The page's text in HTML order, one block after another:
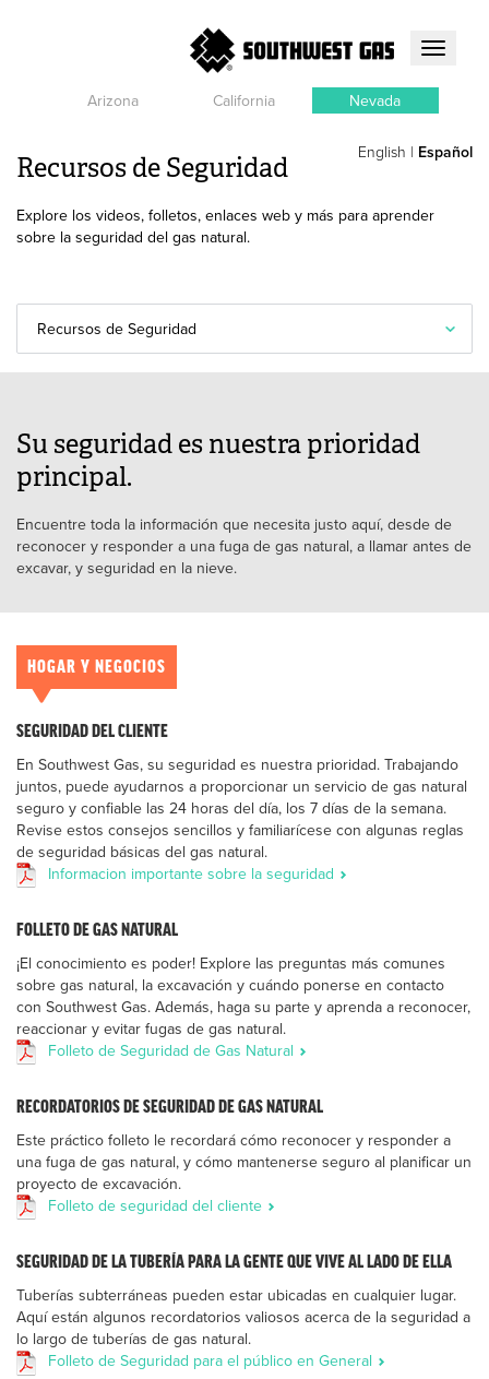
Toggle
Arizona
California Nevada
Recursos de Seguridad
Explore los videos, folletos, enlaces web y más para aprender
sobre la seguridad del gas natural.
English | Español
Recursos de Seguridad
Su seguridad es nuestra prioridad
principal.
Encuentre toda la información que necesita justo aquí, desde de
reconocer y responder a una fuga de gas natural, a llamar antes de
excavar, y seguridad en la nieve.
HOGAR Y NEGOCIOS
SEGURIDAD DEL CLIENTE
En Southwest Gas, su seguridad es nuestra prioridad. Trabajando
juntos, puede ayudarnos a proporcionar un servicio de gas natural
seguro y confiable las 24 horas del día, los 7 días de la semana.
Revise estos consejos sencillos y familiarícese con algunas reglas
de seguridad básicas del gas natural.
Informacion importante sobre la seguridad
FOLLETO DE GAS NATURAL
¡El conocimiento es poder! Explore las preguntas más comunes
sobre gas natural, la excavación y cuándo ponerse en contacto
con Southwest Gas. Además, haga su parte y aprenda a reconocer,
reaccionar y evitar fugas de gas natural.
Folleto de Seguridad de Gas Natural
RECORDATORIOS DE SEGURIDAD DE GAS NATURAL
Este práctico folleto le recordará cómo reconocer y responder a
una fuga de gas natural, y cómo mantenerse seguro al planificar un
proyecto de excavación.
Folleto de seguridad del cliente
SEGURIDAD DE LA TUBERÍA PARA LA GENTE QUE VIVE AL LADO DE ELLA
Tuberías subterráneas pueden estar ubicadas en cualquier lugar.
Aquí están algunos recordatorios valiosos acerca de la seguridad a
lo largo de tuberías de gas natural.
Folleto de Seguridad para el público en General